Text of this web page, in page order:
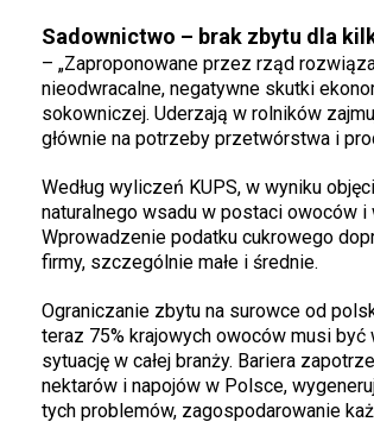
Sadownictwo – brak zbytu dla
– „Zaproponowane przez rząd
nieodwracalne, negatywne skutki
sokowniczej. Uderzają w rolników
głównie na potrzeby przetwórstwa i
Według wyliczeń KUPS, w wyniku
naturalnego wsadu w postaci owoców
Wprowadzenie podatku cukrowego
firmy, szczególnie małe i średnie.
Ograniczanie zbytu na surowce od
teraz 75% krajowych owoców musi
sytuację w całej branży. Bariera
nektarów i napojów w Polsce,
tych problemów, zagospodarowanie